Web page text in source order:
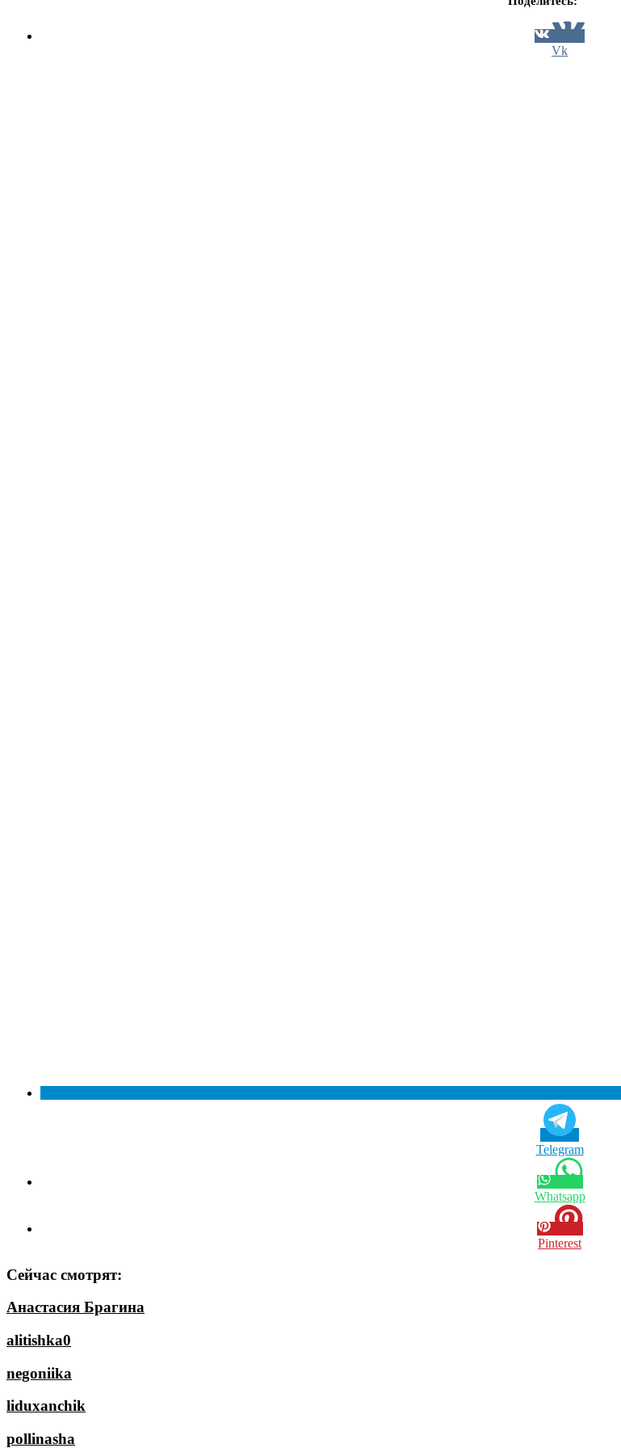
Vk
Telegram
Whatsapp
Pinterest
Сейчас смотрят:
Анастасия Брагина
alitishka0
negoniika
liduxanchik
pollinasha